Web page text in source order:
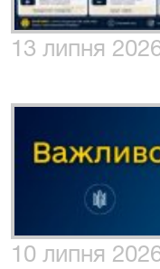
13 липня
10 липня